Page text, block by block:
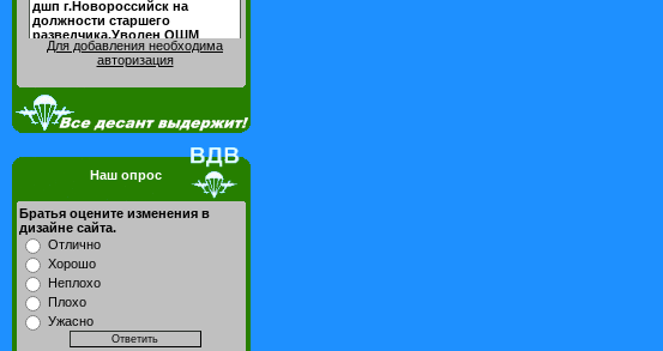
Для добавления необходима
авторизация
Наш опрос
Братья оцените изменения в
дизайне сайта.
Отлично
Хорошо
Неплохо
Плохо
Ужасно